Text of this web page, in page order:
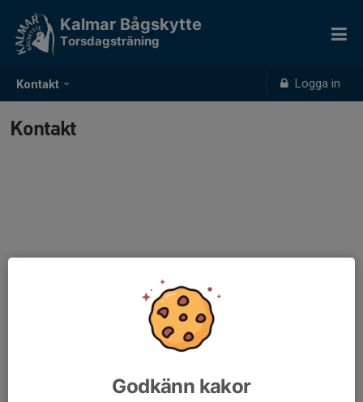
Kontakt Logga in
Kalmar Bågskytte
Torsdagsträning
Kontakt
Godkänn kakor